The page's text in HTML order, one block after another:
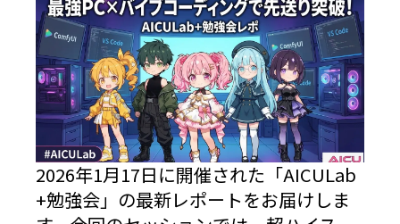
2026年1月17日に開催された「AICULab
+勉強会」の最新レポートをお届けしま